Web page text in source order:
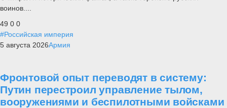
воинов....
49 0 0
#Российская империя
5 августа 2026Армия
Фронтовой опыт переводят в систему:
Путин перестроил управление тылом,
вооружениями и беспилотными войсками